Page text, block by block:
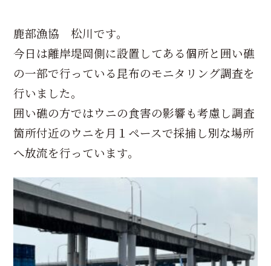
鹿部漁協 松川です。
今日は離岸堤岡側に設置してある個所と囲い礁
の一部で行っている昆布のモニタリング調査を
行いました。
囲い礁の方ではウニの食害の影響も考慮し調査
箇所付近のウニを月１ペースで採捕し別な場所
へ放流を行っています。